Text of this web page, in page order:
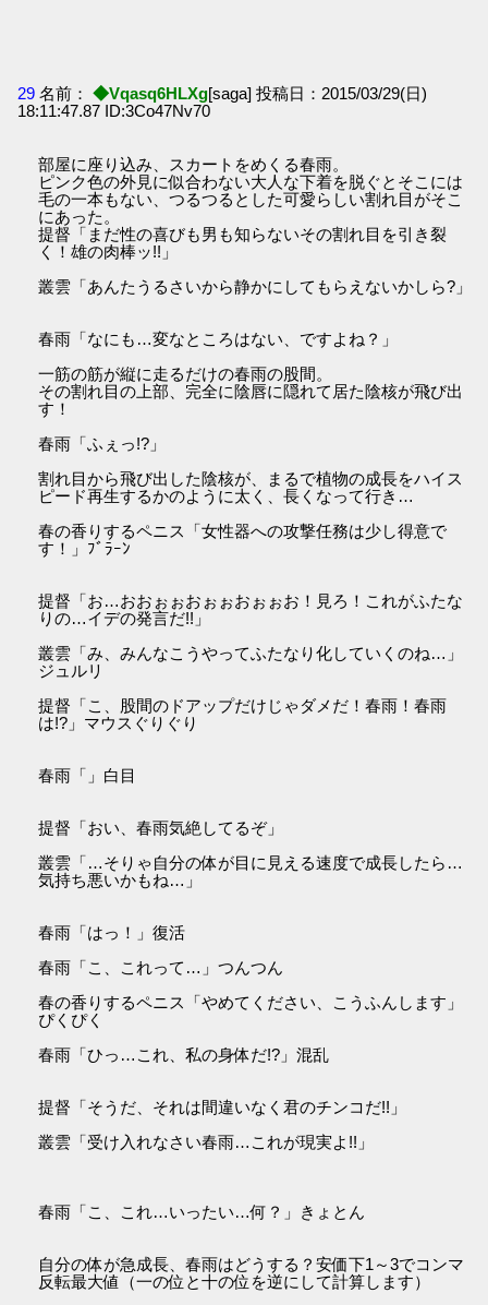
29 名前： ◆Vqasq6HLXg[saga] 投稿日：2015/03/29(日)
18:11:47.87 ID:3Co47Nv70
部屋に座り込み、スカートをめくる春雨。
ピンク色の外見に似合わない大人な下着を脱ぐとそこには
毛の一本もない、つるつるとした可愛らしい割れ目がそこ
にあった。
提督「まだ性の喜びも男も知らないその割れ目を引き裂
く！雄の肉棒ッ!!」
叢雲「あんたうるさいから静かにしてもらえないかしら?」
春雨「なにも…変なところはない、ですよね？」
一筋の筋が縦に走るだけの春雨の股間。
その割れ目の上部、完全に陰唇に隠れて居た陰核が飛び出
す！
春雨「ふぇっ!?」
割れ目から飛び出した陰核が、まるで植物の成長をハイス
ピード再生するかのように太く、長くなって行き…
春の香りするペニス「女性器への攻撃任務は少し得意で
す！」ﾌﾞﾗｰﾝ
提督「お…おおぉぉおぉぉおぉぉお！見ろ！これがふたな
りの…イデの発言だ!!」
叢雲「み、みんなこうやってふたなり化していくのね…」
ジュルリ
提督「こ、股間のドアップだけじゃダメだ！春雨！春雨
は!?」マウスぐりぐり
春雨「」白目
提督「おい、春雨気絶してるぞ」
叢雲「…そりゃ自分の体が目に見える速度で成長したら…
気持ち悪いかもね…」
春雨「はっ！」復活
春雨「こ、これって…」つんつん
春の香りするペニス「やめてください、こうふんします」
ぴくぴく
春雨「ひっ…これ、私の身体だ!?」混乱
提督「そうだ、それは間違いなく君のチンコだ!!」
叢雲「受け入れなさい春雨…これが現実よ!!」
春雨「こ、これ…いったい…何？」きょとん
自分の体が急成長、春雨はどうする？安価下1～3でコンマ
反転最大値（一の位と十の位を逆にして計算します）